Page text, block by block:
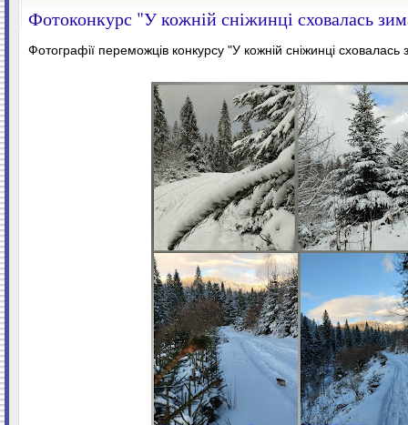
Фотоконкурс "У кожній сніжинці сховалась
Фотографії переможців конкурсу "У кожній сніжинці сховалась